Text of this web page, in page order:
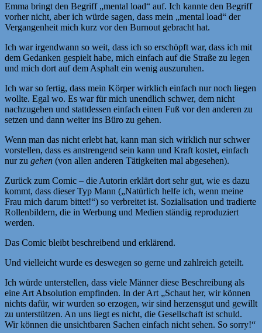
Emma bringt den Begriff „mental load“ auf. Ich kannte den Begriff
vorher nicht, aber ich würde sagen, dass mein „mental load“ der
Vergangenheit mich kurz vor den Burnout gebracht hat.
Ich war irgendwann so weit, dass ich so erschöpft war, dass ich mit
dem Gedanken gespielt habe, mich einfach auf die Straße zu legen
und mich dort auf dem Asphalt ein wenig auszuruhen.
Ich war so fertig, dass mein Körper wirklich einfach nur noch liegen
wollte. Egal wo. Es war für mich unendlich schwer, dem nicht
nachzugehen und stattdessen einfach einen Fuß vor den anderen zu
setzen und dann weiter ins Büro zu gehen.
Wenn man das nicht erlebt hat, kann man sich wirklich nur schwer
vorstellen, dass es anstrengend sein kann und Kraft kostet, einfach
nur zu gehen (von allen anderen Tätigkeiten mal abgesehen).
Zurück zum Comic – die Autorin erklärt dort sehr gut, wie es dazu
kommt, dass dieser Typ Mann („Natürlich helfe ich, wenn meine
Frau mich darum bittet!“) so verbreitet ist. Sozialisation und tradierte
Rollenbildern, die in Werbung und Medien ständig reproduziert
werden.
Das Comic bleibt beschreibend und erklärend.
Und vielleicht wurde es deswegen so gerne und zahlreich geteilt.
Ich würde unterstellen, dass viele Männer diese Beschreibung als
eine Art Absolution empfinden. In der Art „Schaut her, wir können
nichts dafür, wir wurden so erzogen, wir sind herzensgut und gewillt
zu unterstützen. An uns liegt es nicht, die Gesellschaft ist schuld.
Wir können die unsichtbaren Sachen einfach nicht sehen. So sorry!“